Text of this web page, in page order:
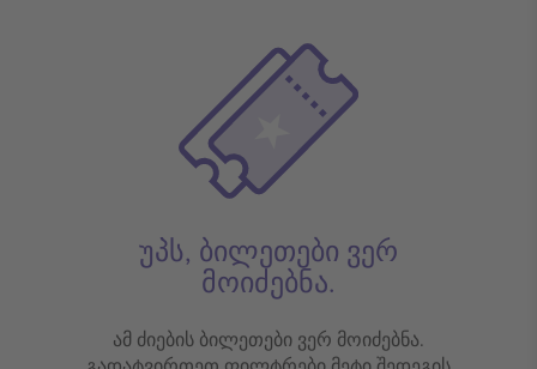
უპს, ბილეთები ვერ
მოიძებნა.
ამ ძიების ბილეთები ვერ მოიძებნა.